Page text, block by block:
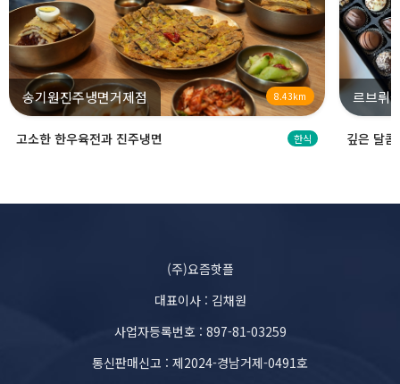
송기원진주냉면거제점 8.43km
고소한 한우육전과 진주냉면 한식
르브뤼
깊은 달
(주)요즘핫플
대표이사 : 김채원
사업자등록번호 : 897-81-03259
통신판매신고 : 제2024-경남거제-0491호